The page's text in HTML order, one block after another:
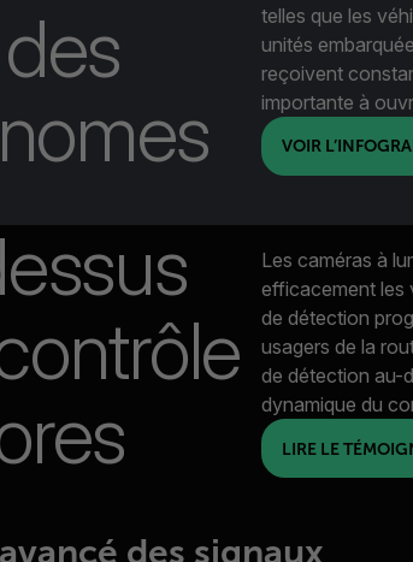
telles que les
unités
reçoivent
importante à
VOIR
Les caméras à
efficacement les
de détection
usagers de la
de détection au-
dynamique du
LIRE LE
des signaux